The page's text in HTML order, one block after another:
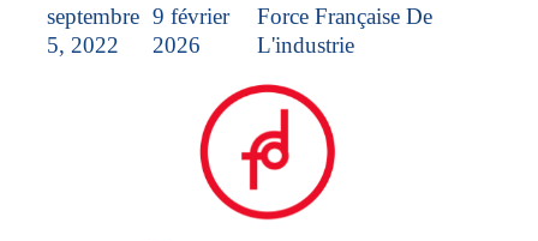
septembre
5, 2022
9 février
2026
Force Française De
L'industrie